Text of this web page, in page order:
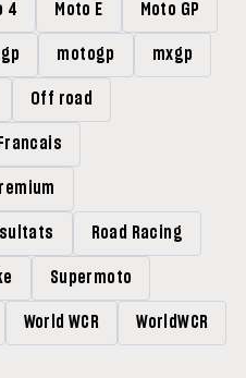
4 Moto E Moto GP
motogp mxgp
Off road
Road Racing
Supermoto
World WCR WorldWCR